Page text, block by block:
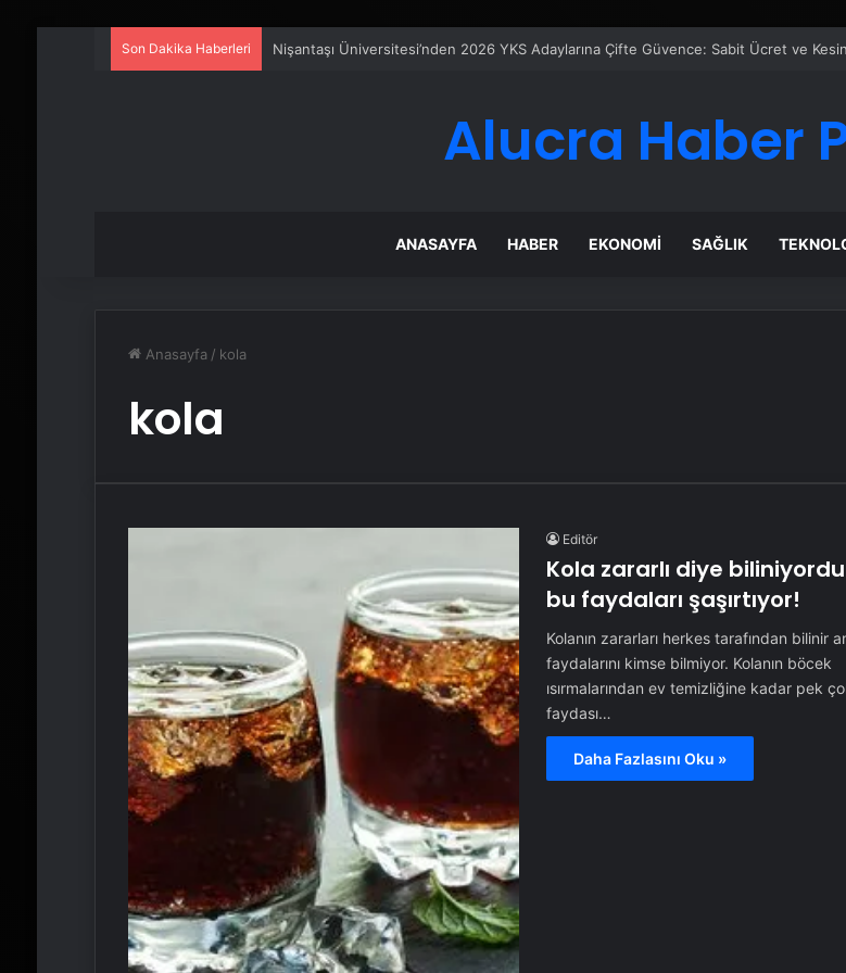
Son Dakika Haberleri Nişantaşı Üniversitesi’nden 2026 YKS Adaylarına Çifte Güvence: Sabit Ücret ve
Alucra Haber
ANASAYFA HABER EKONOMI SAĞLIK
Anasayfa / kola
kola
Editör
Kola zararlı diye
bu faydaları şaşırtıyor!
Kolanın zararları herkes tarafından bilinir
faydalarını kimse bilmiyor. Kolanın böcek
ısırmalarından ev temizliğine kadar pek
faydası…
Daha Fazlasını Oku »